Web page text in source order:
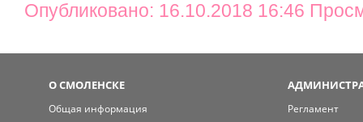
Опубликовано: 16.10.2018 16:46
О СМОЛЕНСКЕ
Общая информация
Регламент